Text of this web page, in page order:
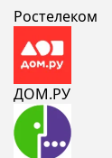
Ростелеком
ДОМ.РУ